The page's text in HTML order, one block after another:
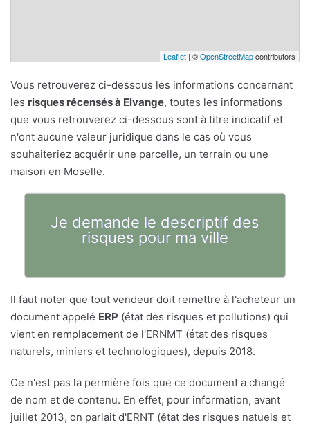
Leaflet | ©OpenStreetMapcontributors
Vous retrouverez ci-dessous les informations concernant
les risques récensés à Elvange, toutes les informations
que vous retrouverez ci-dessous sont à titre indicatif et
n'ont aucune valeur juridique dans le cas où vous
souhaiteriez acquérir une parcelle, un terrain ou une
maison en Moselle.
Je demande le descriptif des
risques pour ma ville
Il faut noter que tout vendeur doit remettre à l'acheteur un
document appelé ERP (état des risques et pollutions) qui
vient en remplacement de l'ERNMT (état des risques
naturels, miniers et technologiques), depuis 2018.
Ce n'est pas la permière fois que ce document a changé
de nom et de contenu. En effet, pour information, avant
juillet 2013, on parlait d'ERNT (état des risques natuels et